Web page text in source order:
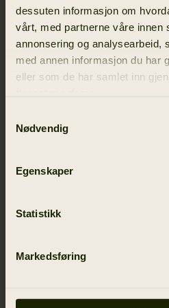
dessuten informasjon om
vårt, med partnerne våre innen
annonsering og analysearbeid,
med annen informasjon du har
eller som de har samlet inn
Nødvendig
Egenskaper
Statistikk
Markedsføring
Materialer
Reviews
LIGNENDE